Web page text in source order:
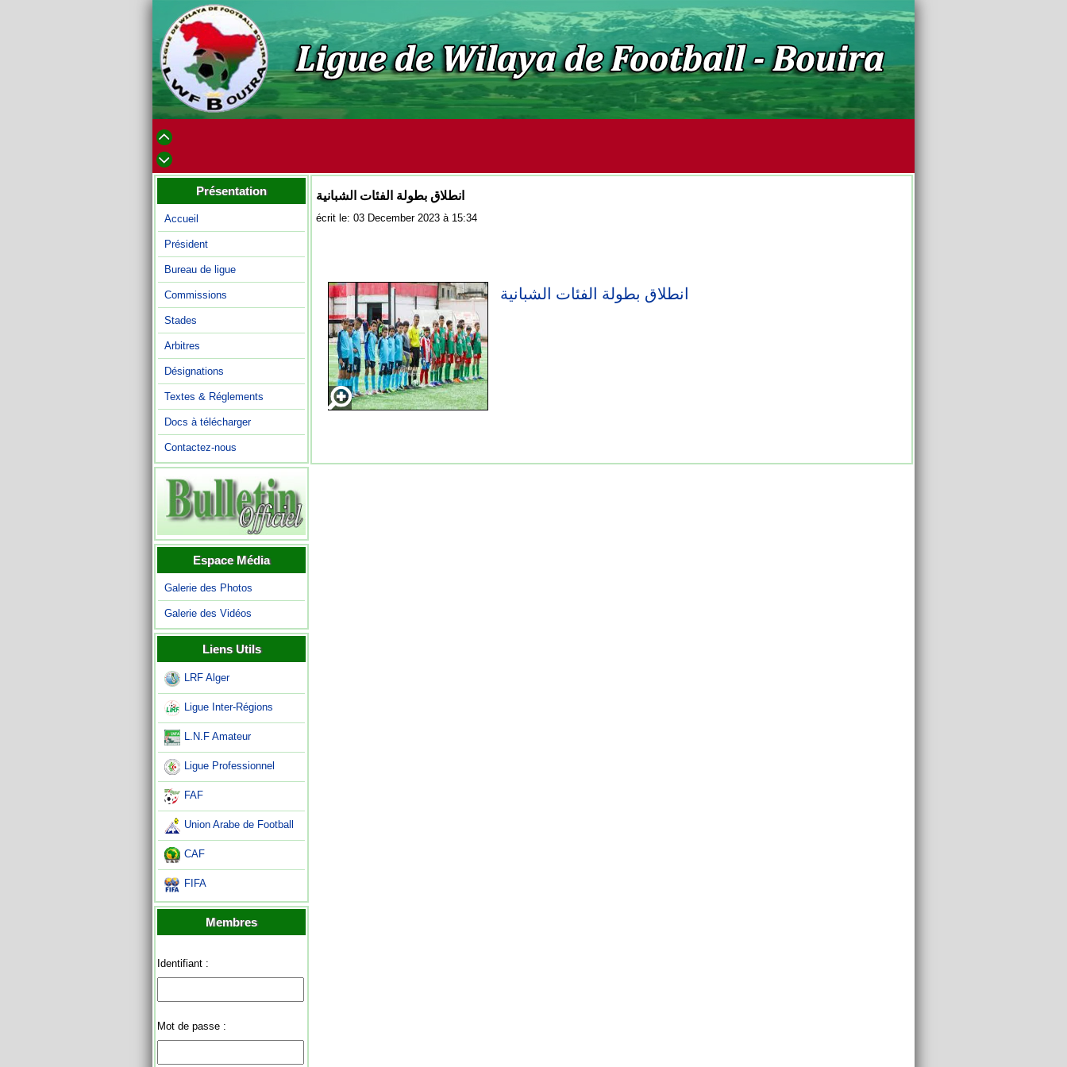
Présentation
Accueil
Président
Bureau de ligue
Commissions
Stades
Arbitres
Désignations
Textes & Réglements
Docs à télécharger
Contactez-nous
Espace Média
Galerie des Photos
Galerie des Vidéos
Liens Utils
LRF Alger
Ligue Inter-Régions
L.N.F Amateur
Ligue Professionnel
FAF
Union Arabe de Football
CAF
FIFA
Membres
Identifiant :
Mot de passe :
انطلاق بطولة الفئات الشبانية
écrit le: 03 December 2023 à 15:34
انطلاق بطولة الفئات الشبانية